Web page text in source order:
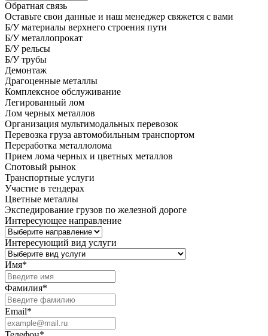
Обратная связь
Оставьте свои данные и наш менеджер свяжется с вами
Б/У материалы верхнего строения пути
Б/У металлопрокат
Б/У рельсы
Б/У трубы
Демонтаж
Драгоценные металлы
Комплексное обслуживание
Легированный лом
Лом черных металлов
Организация мультимодальных перевозок
Перевозка груза автомобильным транспортом
Переработка металлолома
Прием лома черных и цветных металлов
Спотовый рынок
Транспортные услуги
Участие в тендерах
Цветные металлы
Экспедирование грузов по железной дороге
Интересующее направление
Интересующий вид услуги
Имя*
Фамилия*
Email*